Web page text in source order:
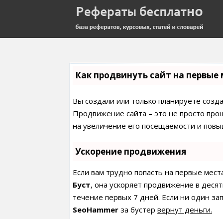
Как продвинуть сайт на первые
Вы создали или только планируете
Продвижение сайта – это не просто
на увеличение его посещаемости и
Ускорение продвижения
Если вам трудно попасть на первые
Буст, она ускоряет продвижение в
течение первых 7 дней. Если ни один
SeoHammer за бустер вернут деньги.